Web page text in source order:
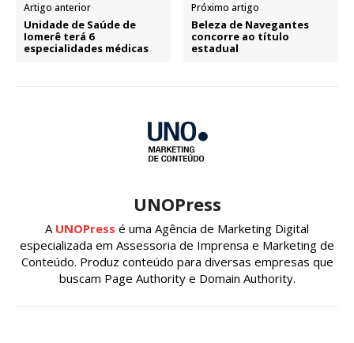
Artigo anterior
Unidade de Saúde de
Iomerê terá 6
especialidades médicas
Próximo artigo
Beleza de Navegantes
concorre ao título
estadual
UNOPress
A UNOPress é uma Agência de Marketing Digital
especializada em Assessoria de Imprensa e Marketing de
Conteúdo. Produz conteúdo para diversas empresas que
buscam Page Authority e Domain Authority.